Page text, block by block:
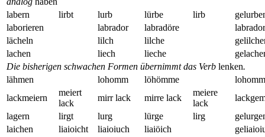
labern
lirbt lurb lürbe lirb
laborieren
labrador labradöre
lächeln
lilch lilche
lachen
liech lieche
Die bisherigen schwachen Formen übernimmt das Verb lenken.
lähmen
lohomm löhömme
lackmeiern
meiert
lack
mirr lack mirre lack
meiere
lack
lagern
lirgt lurg lürge lirg
laichen
liaioicht liaioiuch liaiöich